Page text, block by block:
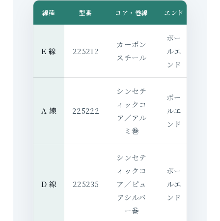
線種 型番 コア・巻線 エンド
E 線 225212
カーボン
スチール
ボー
ルエ
ンド
A 線 225222
シンセテ
ィックコ
ア／アル
ミ巻
ボー
ルエ
ンド
D 線 225235
シンセテ
ィックコ
ア／ピュ
アシルバ
ー巻
ボー
ルエ
ンド